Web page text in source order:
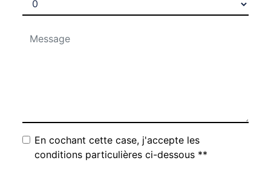
En cochant cette case, j'accepte les
conditions particulières ci-dessous **